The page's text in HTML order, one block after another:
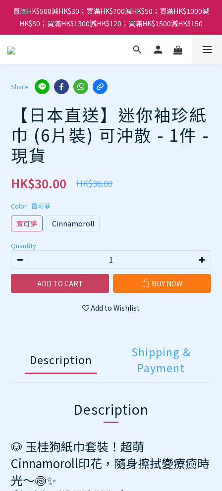
買滿HK$500減HK$30；買滿HK$700減HK$50；買滿HK$1000減
HK$80；買滿HK$1300減HK$120；買滿HK$1500減HK$150
Share
【日本直送】迷你袖珍紙
巾 (6片裝) 可沖散 - 1件 -
現貨
HK$30.00 HK$36.00
Color : 寶可夢
寶可夢 Cinnamoroll
Quantity
ADD TO CART BUY NOW
Add to Wishlist
Description
Shipping &
Payment
Description
🐶 玉桂狗紙巾套裝！超萌
Cinnamoroll印花，隨身擦拭變療癒時
光～🍥✨